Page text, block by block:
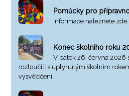
Pomůcky pro
Informace naleznete zde.
Konec školního roku
V pátek 26. června 2026
rozloučili s uplynulým školním
vysvědčení.